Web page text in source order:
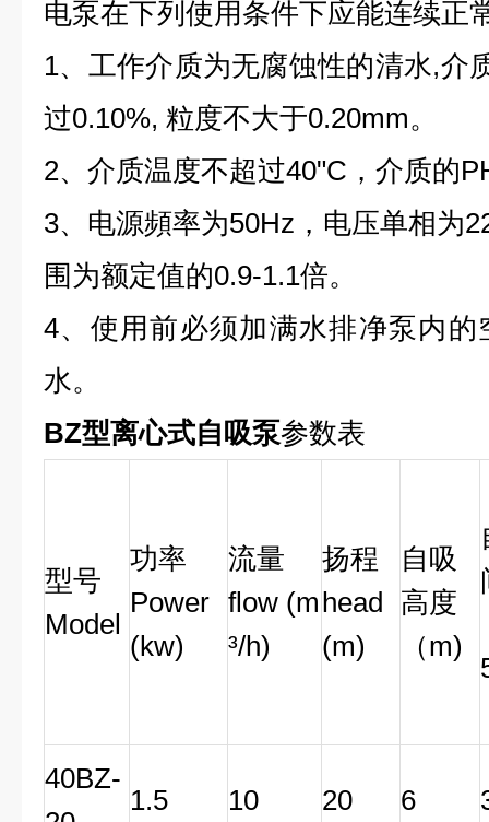
电泵在下列使用条件下应能连续正
1、工作介质为无腐蚀性的清水,介
过0.10%, 粒度不大于0.20mm。
2、介质温度不超过40"C，介质的
3、电源頻率为50Hz，电压单相为
围为额定值的0.9-1.1倍。
4、使用前必须加满水排净泵内
水。
BZ型离心式自吸泵参数表
型号
Model
功率
Power
(kw)
流量
flow (m
³/h)
扬程
head
(m)
自吸
高度
（m)
40BZ-
1.5 10 20 6